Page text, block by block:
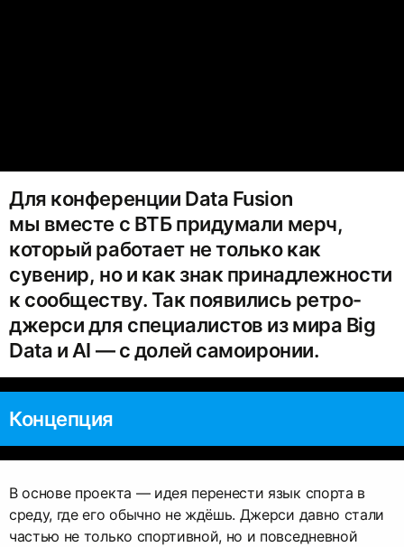
Для конференции Data Fusion
мы вместе с ВТБ придумали мерч,
который работает не только как
сувенир, но и как знак принадлежности
к сообществу. Так появились ретро-
джерси для специалистов из мира Big
Data и AI — с долей самоиронии.
Концепция
В основе проекта — идея перенести язык спорта в
среду, где его обычно не ждёшь. Джерси давно стали
частью не только спортивной, но и повседневной